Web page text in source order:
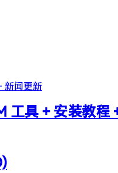
工具 + 安装教程